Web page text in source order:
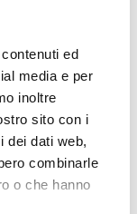
ed
media e per
inoltre
sito con i
dei dati web,
combinarle
o che hanno